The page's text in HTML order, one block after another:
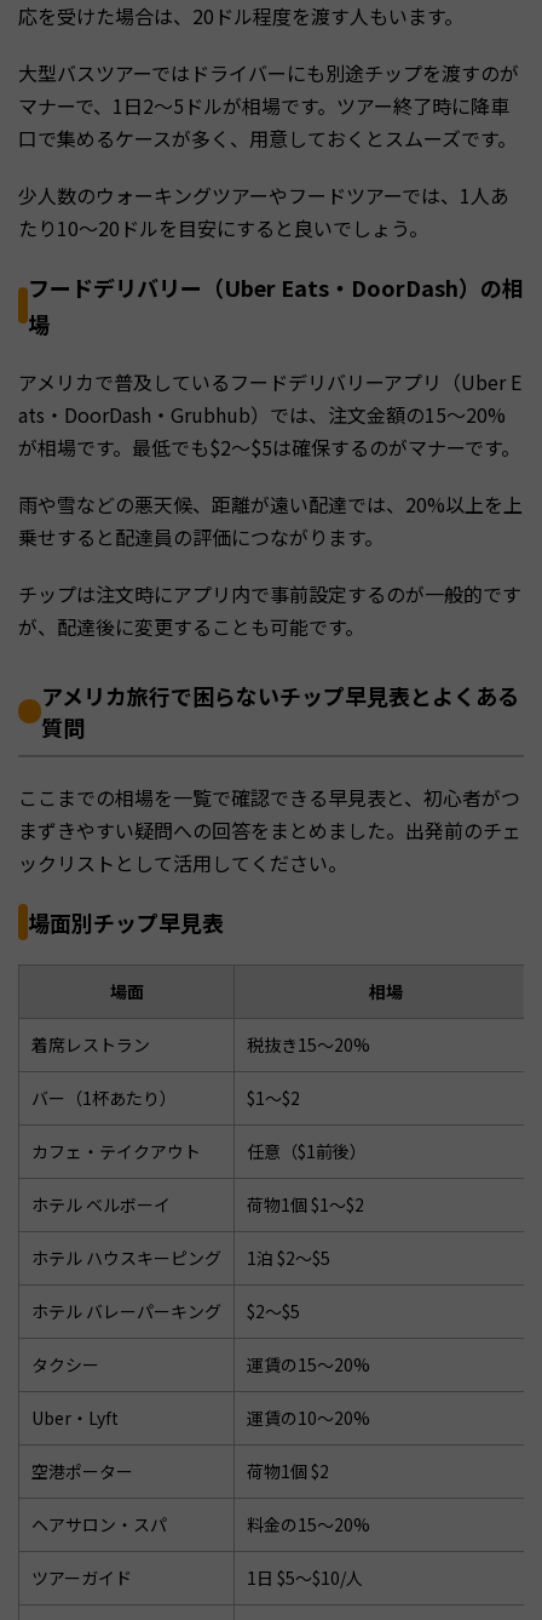
応を受けた場合は、20ドル程度を渡す人もいます。
大型バスツアーではドライバーにも別途チップを渡すのが
マナーで、1日2〜5ドルが相場です。ツアー終了時に降車
口で集めるケースが多く、用意しておくとスムーズです。
少人数のウォーキングツアーやフードツアーでは、1人あ
たり10〜20ドルを目安にすると良いでしょう。
フードデリバリー（Uber Eats・DoorDash）の相
場
アメリカで普及しているフードデリバリーアプリ（Uber E
ats・DoorDash・Grubhub）では、注文金額の15〜20%
が相場です。最低でも$2〜$5は確保するのがマナーです。
雨や雪などの悪天候、距離が遠い配達では、20%以上を上
乗せすると配達員の評価につながります。
チップは注文時にアプリ内で事前設定するのが一般的です
が、配達後に変更することも可能です。
アメリカ旅行で困らないチップ早見表とよくある
質問
ここまでの相場を一覧で確認できる早見表と、初心者がつ
まずきやすい疑問への回答をまとめました。出発前のチェ
ックリストとして活用してください。
場面別チップ早見表
場面 相場
着席レストラン 税抜き15〜20%
バー（1杯あたり） $1〜$2
カフェ・テイクアウト 任意（$1前後）
ホテル ベルボーイ 荷物1個 $1〜$2
ホテル ハウスキーピング 1泊 $2〜$5
ホテル バレーパーキング $2〜$5
タクシー 運賃の15〜20%
Uber・Lyft 運賃の10〜20%
空港ポーター 荷物1個 $2
ヘアサロン・スパ 料金の15〜20%
ツアーガイド 1日 $5〜$10/人